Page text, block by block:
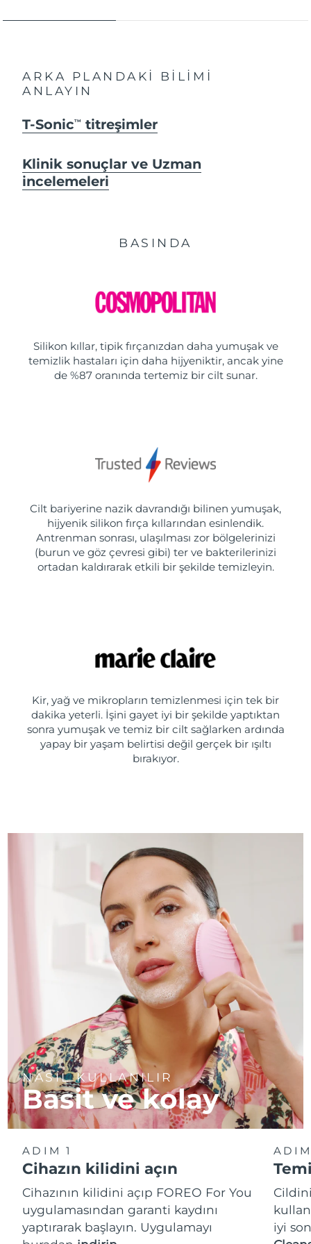
ARKA PLANDAKİ BİLİMİ
ANLAYIN
T-SonicTM titreşimler
Klinik sonuçlar ve Uzman
incelemeleri
BASINDA
Silikon kıllar, tipik fırçanızdan daha yumuşak ve
temizlik hastaları için daha hijyeniktir, ancak yine
de %87 oranında tertemiz bir cilt sunar.
Cilt bariyerine nazik davrandığı bilinen yumuşak,
hijyenik silikon fırça kıllarından esinlendik.
Antrenman sonrası, ulaşılması zor bölgelerinizi
(burun ve göz çevresi gibi) ter ve bakterilerinizi
ortadan kaldırarak etkili bir şekilde temizleyin.
Kir, yağ ve mikropların temizlenmesi için tek bir
dakika yeterli. İşini gayet iyi bir şekilde yaptıktan
sonra yumuşak ve temiz bir cilt sağlarken ardında
yapay bir yaşam belirtisi değil gerçek bir ışıltı
bırakıyor.
NASIL KULLANILIR
Basit ve kolay
ADIM 1
Cihazın kilidini açın
Cihazının kilidini açıp FOREO For You
uygulamasından garanti kaydını
yaptırarak başlayın. Uygulamayı
iyi